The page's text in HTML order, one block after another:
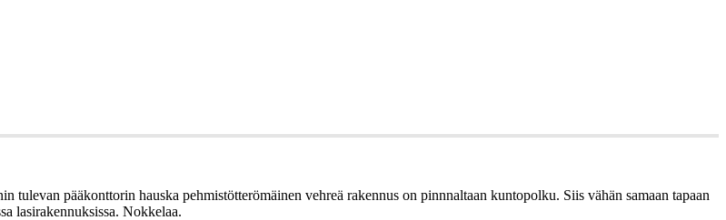
pääkonttorin hauska pehmistötterömäinen vehreä rakennus on pinnnaltaan kuntopolku. Siis vähän samaan tapaan
lasirakennuksissa. Nokkelaa.